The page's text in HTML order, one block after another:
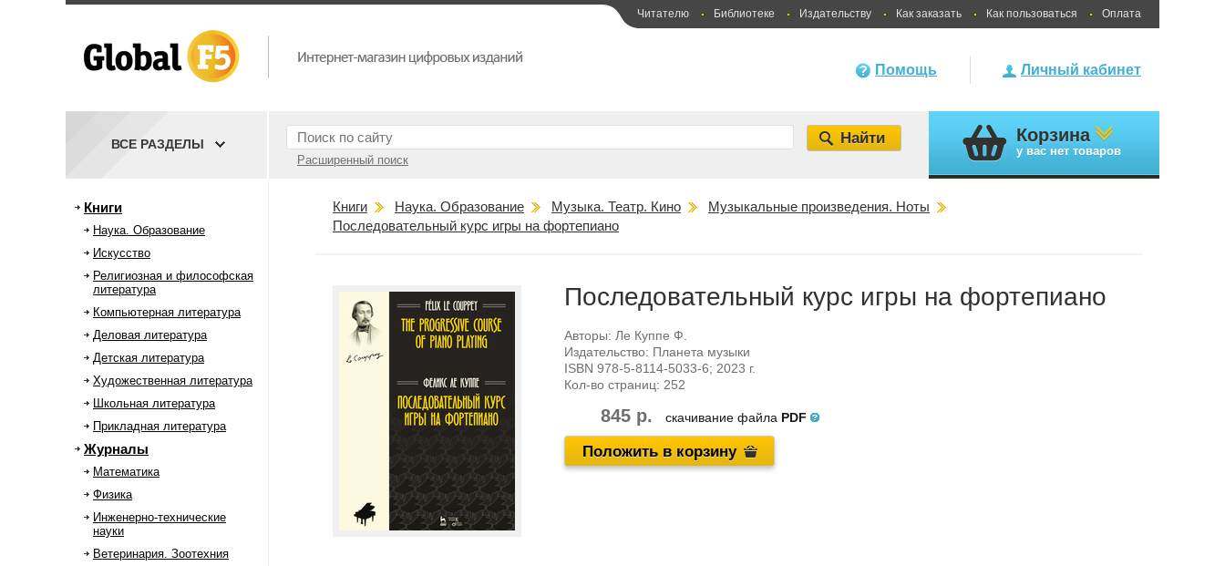
Читателю Библиотеке Издательству Как заказать Как пользоваться Оплата
Личный кабинет
Помощь
Расширенный поиск
ВСЕ РАЗДЕЛЫ Корзина
у вас нет товаров
Книги
Наука. Образование
Искусство
Религиозная и философская
литература
Компьютерная литература
Деловая литература
Детская литература
Художественная литература
Школьная литература
Прикладная литература
Журналы
Математика
Физика
Инженерно-технические
науки
Ветеринария. Зоотехния
Книги Наука. Образование Музыка. Театр. Кино
Музыкальные произведения. Ноты
Последовательный курс игры на фортепиано
Последовательный курс игры на фортепиано
Авторы: Ле Куппе Ф.
Издательство: Планета музыки
ISBN 978-5-8114-5033-6; 2023 г.
Кол-во страниц: 252
845 р. скачивание файла PDF
Положить в корзину